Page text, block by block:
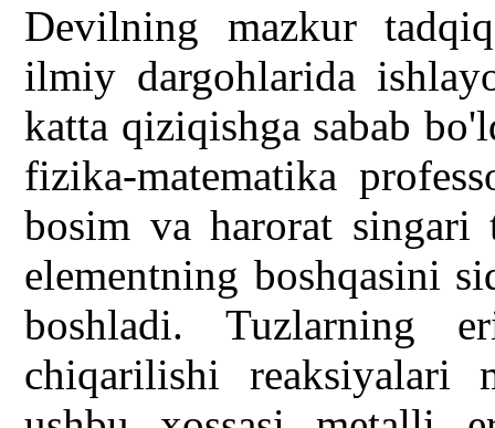
Devilning mazkur
ilmiy dargohlarida
katta qiziqishga sabab
fizika-matematika
bosim va harorat
elementning boshqasini
boshladi. Tuzlarning
chiqarilishi reaksiyalari